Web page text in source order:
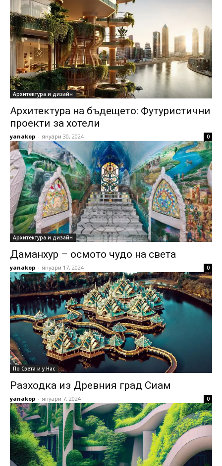
Архитектура и дизайн
Архитектура на бъдещето: Футуристични
проекти за хотели
yanakop - януари 30, 2024 0
Архитектура и дизайн
Даманхур – осмото чудо на света
yanakop - януари 17, 2024 0
По Света и у Нас
Разходка из Древния град Сиам
yanakop - януари 7, 2024 0